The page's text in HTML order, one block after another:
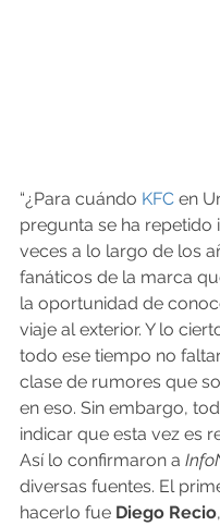
“¿Para cuándo KFC en
pregunta se ha repetido
veces a lo largo de los
fanáticos de la marca
la oportunidad de
viaje al exterior. Y lo
todo ese tiempo no
clase de rumores que
en eso. Sin embargo,
indicar que esta vez es
Así lo confirmaron a
diversas fuentes. El
hacerlo fue Diego Recio